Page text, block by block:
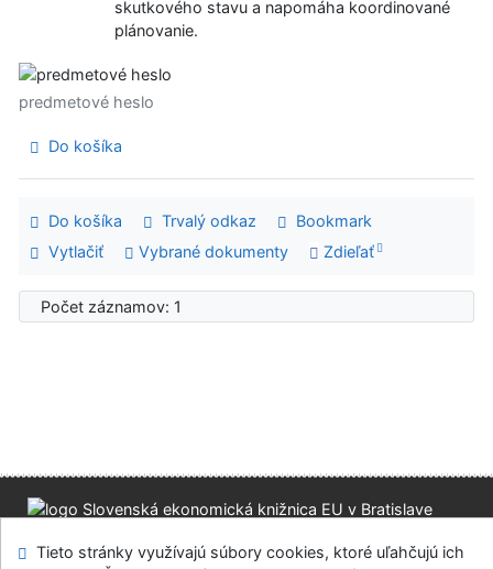
skutkového stavu a napomáha koordinované
plánovanie.
predmetové heslo
Do košíka
Do košíka Trvalý odkaz
Bookmark
Vytlačiť
Vybrané dokumenty Zdieľať
Počet záznamov: 1
Tieto stránky využívajú súbory cookies, ktoré uľahčujú ich